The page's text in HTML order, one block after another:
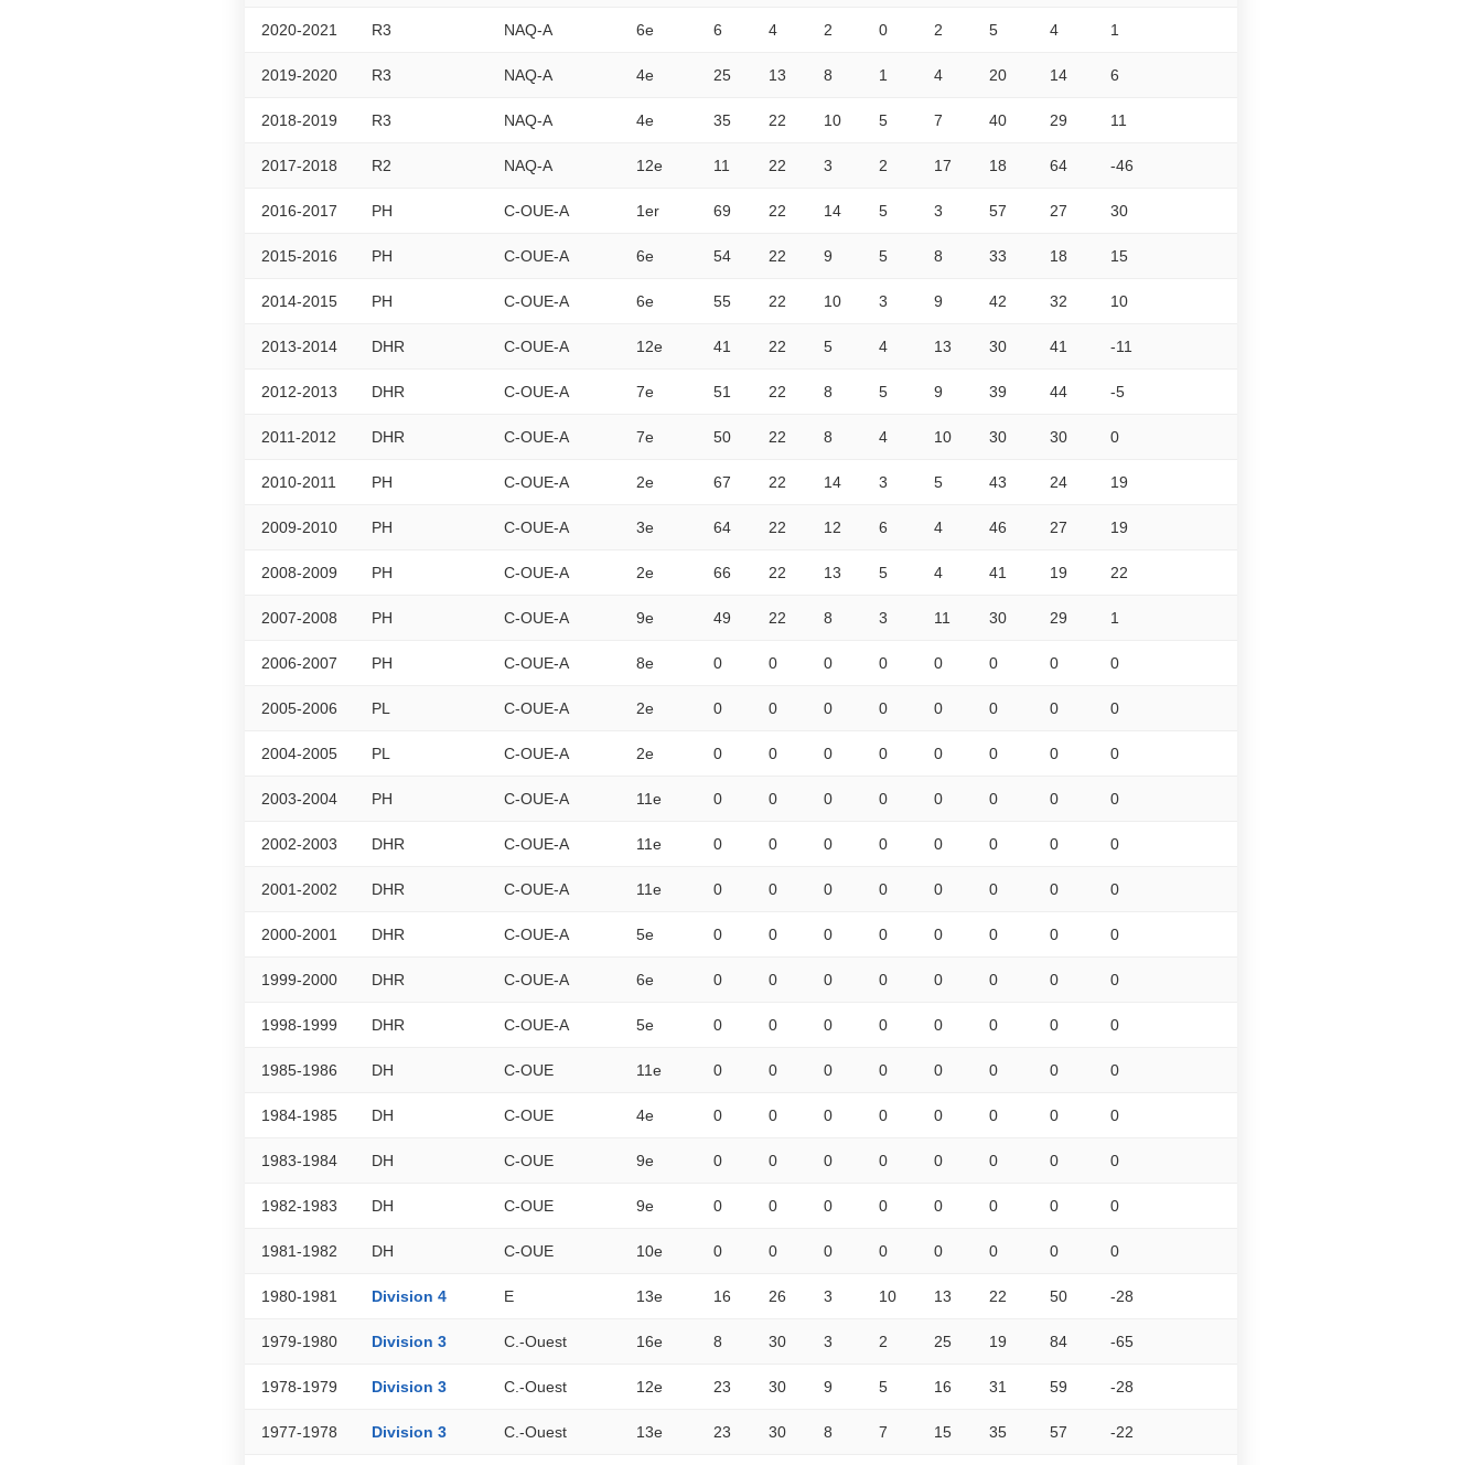
2020-2021 R3 NAQ-A 6e 6 4 2 0 2 5 4 1
2019-2020 R3 NAQ-A 4e 25 13 8 1 4 20 14 6
2018-2019 R3 NAQ-A 4e 35 22 10 5 7 40 29 11
2017-2018 R2 NAQ-A 12e 11 22 3 2 17 18 64 -46
2016-2017 PH C-OUE-A 1er 69 22 14 5 3 57 27 30
2015-2016 PH C-OUE-A 6e 54 22 9 5 8 33 18 15
2014-2015 PH C-OUE-A 6e 55 22 10 3 9 42 32 10
2013-2014 DHR C-OUE-A 12e 41 22 5 4 13 30 41 -11
2012-2013 DHR C-OUE-A 7e 51 22 8 5 9 39 44 -5
2011-2012 DHR C-OUE-A 7e 50 22 8 4 10 30 30 0
2010-2011 PH C-OUE-A 2e 67 22 14 3 5 43 24 19
2009-2010 PH C-OUE-A 3e 64 22 12 6 4 46 27 19
2008-2009 PH C-OUE-A 2e 66 22 13 5 4 41 19 22
2007-2008 PH C-OUE-A 9e 49 22 8 3 11 30 29 1
2006-2007 PH C-OUE-A 8e 0 0 0 0 0 0 0 0
2005-2006 PL C-OUE-A 2e 0 0 0 0 0 0 0 0
2004-2005 PL C-OUE-A 2e 0 0 0 0 0 0 0 0
2003-2004 PH C-OUE-A 11e 0 0 0 0 0 0 0 0
2002-2003 DHR C-OUE-A 11e 0 0 0 0 0 0 0 0
2001-2002 DHR C-OUE-A 11e 0 0 0 0 0 0 0 0
2000-2001 DHR C-OUE-A 5e 0 0 0 0 0 0 0 0
1999-2000 DHR C-OUE-A 6e 0 0 0 0 0 0 0 0
1998-1999 DHR C-OUE-A 5e 0 0 0 0 0 0 0 0
1985-1986 DH C-OUE 11e 0 0 0 0 0 0 0 0
1984-1985 DH C-OUE 4e 0 0 0 0 0 0 0 0
1983-1984 DH C-OUE 9e 0 0 0 0 0 0 0 0
1982-1983 DH C-OUE 9e 0 0 0 0 0 0 0 0
1981-1982 DH C-OUE 10e 0 0 0 0 0 0 0 0
1980-1981 Division 4 E 13e 16 26 3 10 13 22 50 -28
1979-1980 Division 3 C.-Ouest 16e 8 30 3 2 25 19 84 -65
1978-1979 Division 3 C.-Ouest 12e 23 30 9 5 16 31 59 -28
1977-1978 Division 3 C.-Ouest 13e 23 30 8 7 15 35 57 -22